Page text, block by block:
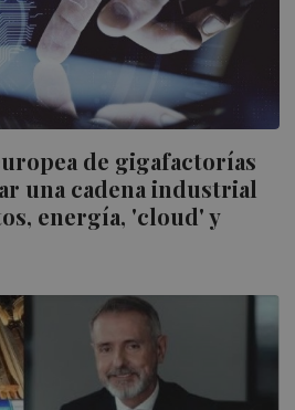
de gigafactorías
una cadena industrial
energía, 'cloud' y